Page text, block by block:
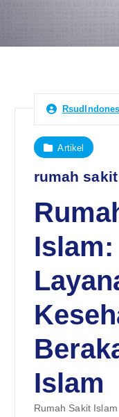
Artikel
rumah
Islam
Rumah Sakit